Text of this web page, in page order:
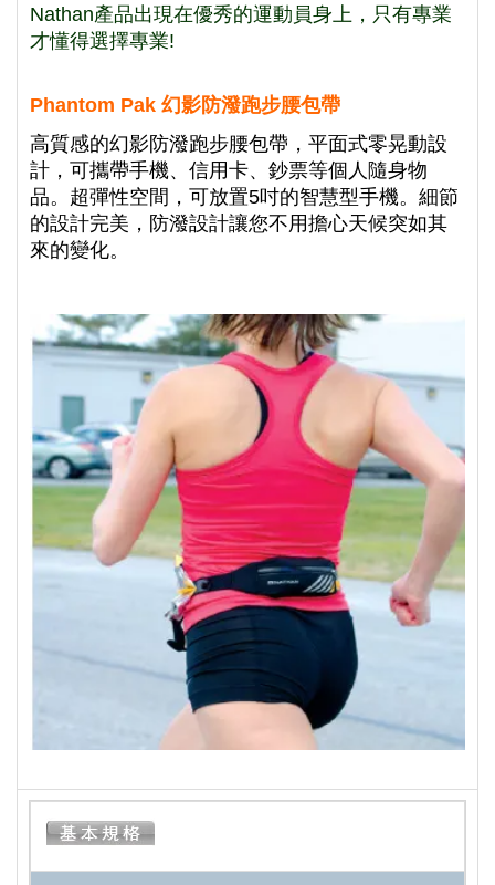
Nathan產品出現在優秀的運動員身上，只有專業
才懂得選擇專業!
Phantom Pak 幻影防潑跑步腰包帶
高質感的幻影防潑跑步腰包帶，平面式零晃動設
計，可攜帶手機、信用卡、鈔票等個人隨身物
品。超彈性空間，可放置5吋的智慧型手機。細節
的設計完美，防潑設計讓您不用擔心天候突如其
來的變化。